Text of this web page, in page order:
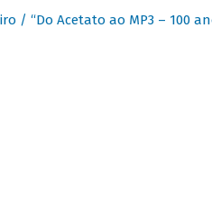
/ “Do Acetato ao MP3 – 100